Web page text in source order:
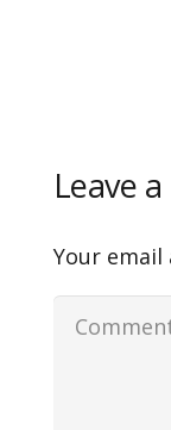
Leave
Your